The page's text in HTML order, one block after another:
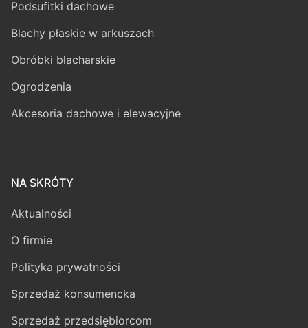
Podsufitki dachowe
Blachy płaskie w arkuszach
Obróbki blacharskie
Ogrodzenia
Akcesoria dachowe i elewacyjne
NA SKRÓTY
Aktualności
O firmie
Polityka prywatności
Sprzedaż konsumencka
Sprzedaż przedsiębiorcom